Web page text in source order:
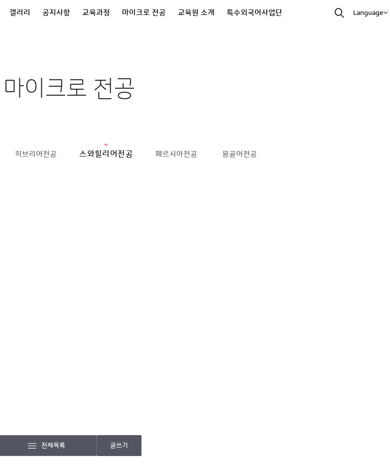
갤러리 공지사항 교육과정 마이크로 전공 교육원 소개 특수외국어사업단 Language
마이크로 전공
히브리어전공 스와힐리어전공 페르시아전공 몽골어전공
전체목록 글쓰기